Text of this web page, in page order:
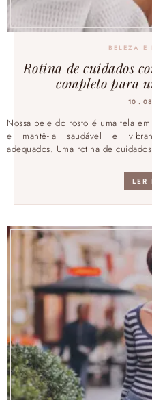
BELEZA E
Rotina de cuidados
completo para
10 .
Nossa pele do rosto é uma tela
e mantê-la saudável e
adequados. Uma rotina de
LER